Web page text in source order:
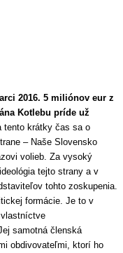
2016. 5 miliónov eur z
Kotlebu príde už
tento krátky čas sa o
– Naše Slovensko
volieb. Za vysoký
tejto strany a v
tohto zoskupenia.
formácie. Je to v
samotná členská
obdivovateľmi, ktorí ho